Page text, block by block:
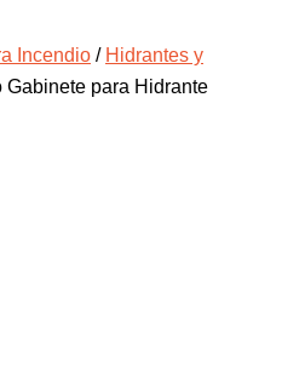
Incendio / Hidrantes y
Gabinete para Hidrante